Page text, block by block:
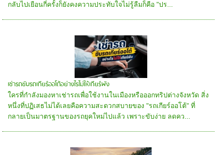
กลับไปเยือนกี่ครั้งก็ยังคงความประทับใจไม่รู้ลืมก็คือ "ปร...
เช่ารถขับรถเกียร์ออโต้อย่างไรไม่ให้เกียร์พัง
ใครที่กำลังมองหาเช่ารถเพื่อใช้งานในเมืองหรือออกทริปต่างจังหวัด สิ่ง
หนึ่งที่ปฏิเสธไม่ได้เลยคือความสะดวกสบายของ "รถเกียร์ออโต้" ที่
กลายเป็นมาตรฐานของรถยุคใหม่ไปแล้ว เพราะขับง่าย ลดคว...